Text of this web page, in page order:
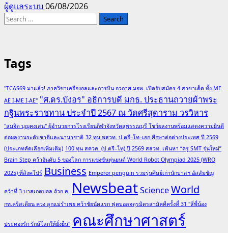
ผู้ดูแลระบบ 06/08/2026
Search
Tags
"TCAS69 มาแล้ว! ภาควิชาเครื่องกลและการบิน-อวกาศ มจพ. เปิดรับสมัคร 4 สาขาเด็ด ทั้ง ME
AE I-ME I-AE" "ศ.ดร.บังอร" อธิการบดี มกธ. ประธานถวายผ้าพระ
กฐินพระราชทาน ประจำปี 2567 ณ วัดศรีสุดาราม วรวิหาร
"สมจิต บุญคงเสน" ผู้อำนวยการโรงเรียนกีฬาจังหวัดสุพรรณบุรี โชว์ผลงานพร้อมแสดงความยินดี
ต่อผลงานระดับชาติและนานาชาติ 32 ทุน พสวท. ป.ตรี–โท–เอก ศึกษาต่อต่างประเทศ ปี 2569
(ประเภทคัดเลือกเพิ่มเติม) 100 ทุน สควค. (ป.ตรี–โท) ปี 2569 สสวท. เฟ้นหา “ครู SMT รุ่นใหม่”
Brain Step คว้าอันดับ 5 ของโลก การแข่งขันหุ่นยนต์ World Robot Olympiad 2025 (WRO
2025) ที่สิงคโปร์ Business Emperor penguin รวมรุ่นศิษย์เก่านักบาสฯ อัสสัมชัญ
คว้าที่ 3 บาสเกตบอล ถ้วย ค. NewsbeatScienceWorld
กท.คริสเตียน ควง ลูกแม่รำเพย คว้าชัยนัดแรก ฟุตบอลจตุรมิตรสามัคคีครั้งที่ 31 "สี่พี่น้อง
ประคองรัก รักษ์โลกให้ยั่งยืน" คณะศึกษาศาสตร์